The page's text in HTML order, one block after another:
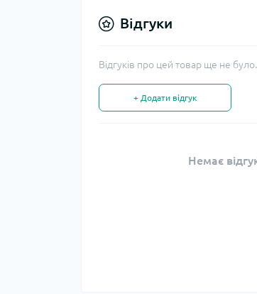
Відгуки
Відгуків про цей товар ще не було.
+ Додати відгук
Немає